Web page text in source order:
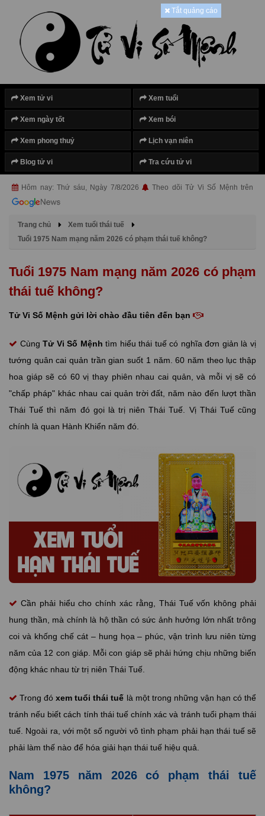
Xem tử vi Xem tuổi
Xem ngày tốt Xem bói
Xem phong thuỷ Lịch vạn niên
Blog tử vi Tra cứu tử vi
Hôm nay: Thứ sáu, Ngày 7/8/2026 Theo dõi Tử Vi Số Mệnh trên
Tắt quảng cáo
Trang chủ
Xem tuổi thái tuế
Tuổi 1975 Nam mạng năm 2026 có phạm thái tuế không?
Tuổi 1975 Nam mạng năm 2026 có phạm
thái tuế không?
Tử Vi Số Mệnh gửi lời chào đầu tiên đến bạn
CùngTử Vi Số Mệnh tìm hiểu thái tuế có nghĩa đơn giản là vị
tướng quân cai quản trần gian suốt 1 năm. 60 năm theo lục thập
hoa giáp sẽ có 60 vị thay phiên nhau cai quản, và mỗi vị sẽ có
"chấp pháp" khác nhau cai quản trời đất, năm nào đến lượt thần
Thái Tuế thì năm đó gọi là trị niên Thái Tuế. Vị Thái Tuế cũng
chính là quan Hành Khiển năm đó.
Cần phải hiểu cho chính xác rằng, Thái Tuế vốn không phải
hung thần, mà chính là hộ thần có sức ảnh hưởng lớn nhất trông
coi và khống chế cát – hung họa – phúc, vận trình lưu niên từng
năm của 12 con giáp. Mỗi con giáp sẽ phải hứng chịu những biến
động khác nhau từ trị niên Thái Tuế.
Trong đóxem tuổi thái tuế là một trong những vận hạn có thể
tránh nếu biết cách tính thái tuế chính xác và tránh tuổi phạm thái
tuế. Ngoài ra, với một số người vô tình phạm phải hạn thái tuế sẽ
phải làm thế nào để hóa giải hạn thái tuế hiệu quả.
Nam 1975 năm 2026 có phạm thái tuế
không?